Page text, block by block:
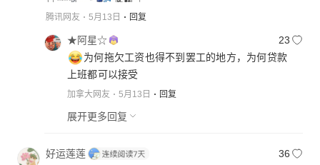
腾讯网友 5月13日 回复
★阿星☆
23
为何拖欠工资也得不到罢工的地方，为何贷款
上班都可以接受
加拿大网友 5月13日 回复
展开更多回复
好运莲莲
36